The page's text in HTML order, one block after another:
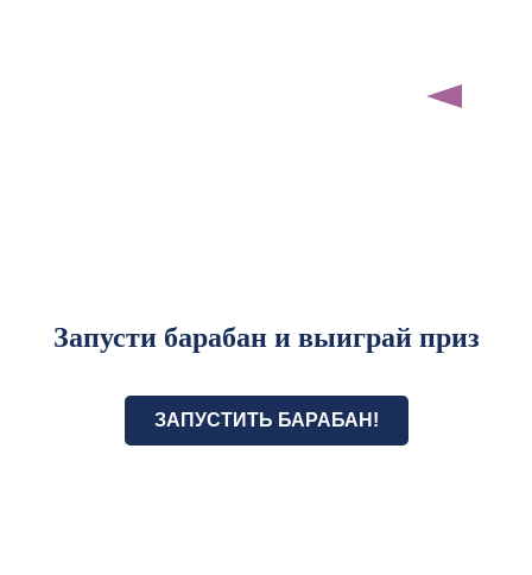
Запусти барабан и выиграй приз
ЗАПУСТИТЬ БАРАБАН!